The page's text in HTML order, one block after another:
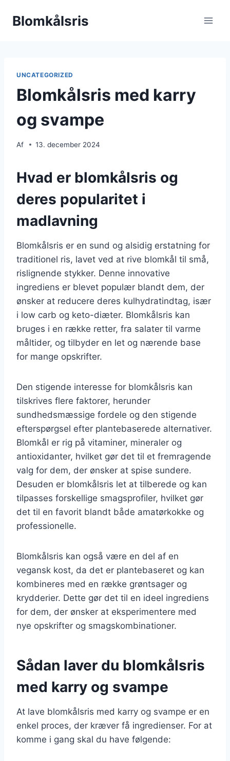
Blomkålsris
UNCATEGORIZED
Blomkålsris med karry
og svampe
Af 13. december 2024
Hvad er blomkålsris og
deres popularitet i
madlavning
Blomkålsris er en sund og alsidig erstatning for
traditionel ris, lavet ved at rive blomkål til små,
rislignende stykker. Denne innovative
ingrediens er blevet populær blandt dem, der
ønsker at reducere deres kulhydratindtag, især
i low carb og keto-diæter. Blomkålsris kan
bruges i en række retter, fra salater til varme
måltider, og tilbyder en let og nærende base
for mange opskrifter.
Den stigende interesse for blomkålsris kan
tilskrives flere faktorer, herunder
sundhedsmæssige fordele og den stigende
efterspørgsel efter plantebaserede alternativer.
Blomkål er rig på vitaminer, mineraler og
antioxidanter, hvilket gør det til et fremragende
valg for dem, der ønsker at spise sundere.
Desuden er blomkålsris let at tilberede og kan
tilpasses forskellige smagsprofiler, hvilket gør
det til en favorit blandt både amatørkokke og
professionelle.
Blomkålsris kan også være en del af en
vegansk kost, da det er plantebaseret og kan
kombineres med en række grøntsager og
krydderier. Dette gør det til en ideel ingrediens
for dem, der ønsker at eksperimentere med
nye opskrifter og smagskombinationer.
Sådan laver du blomkålsris
med karry og svampe
At lave blomkålsris med karry og svampe er en
enkel proces, der kræver få ingredienser. For at
komme i gang skal du have følgende: